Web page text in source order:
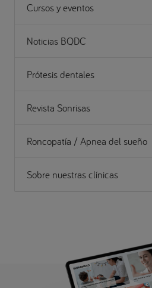
Cursos y eventos
Noticias BQDC
Prótesis dentales
Revista Sonrisas
Roncopatía / Apnea del sueño
Sobre nuestras clínicas